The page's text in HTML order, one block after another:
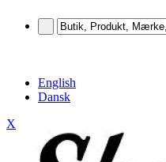
English
Dansk
X